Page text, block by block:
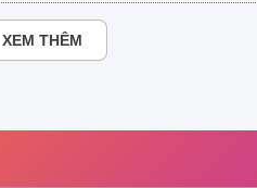
XEM THÊM